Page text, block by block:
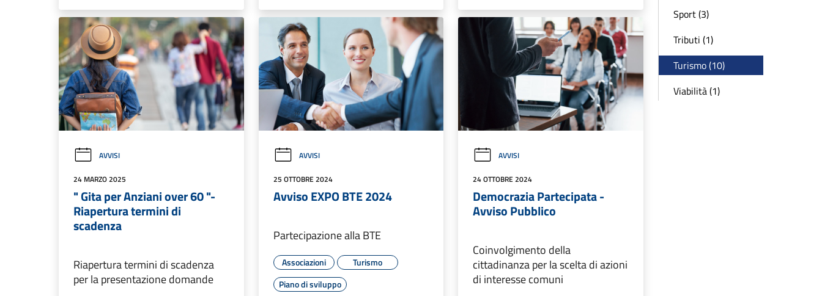
AVVISI
24 MARZO 2025
" Gita per Anziani over 60 "-
Riapertura termini di
scadenza
Riapertura termini di scadenza
per la presentazione domande
AVVISI
25 OTTOBRE 2024
Avviso EXPO BTE 2024
Partecipazione alla BTE
Associazioni
Turismo
Piano di sviluppo
AVVISI
24 OTTOBRE 2024
Democrazia Partecipata -
Avviso Pubblico
Coinvolgimento della
cittadinanza per la scelta di azioni
di interesse comuni
Sport (3)
Tributi (1)
Turismo (10)
Viabilità (1)